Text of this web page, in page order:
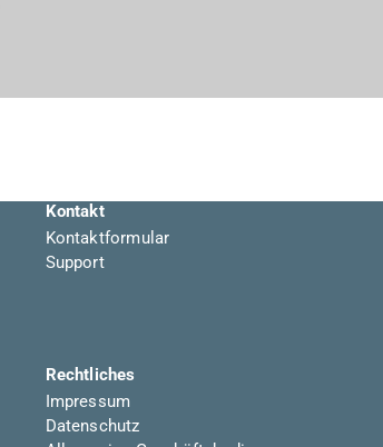
Kontakt
Kontaktformular
Support
Rechtliches
Impressum
Datenschutz